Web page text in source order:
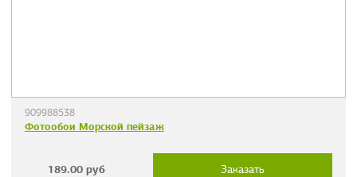
909988538
Фотообои Морской пейзаж
189.00 руб Заказать